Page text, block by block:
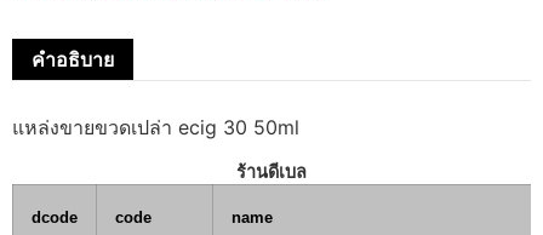
คำอธิบาย
แหล่งขายขวดเปล่า ecig 30 50ml
ร้านดีเบล
dcode code name